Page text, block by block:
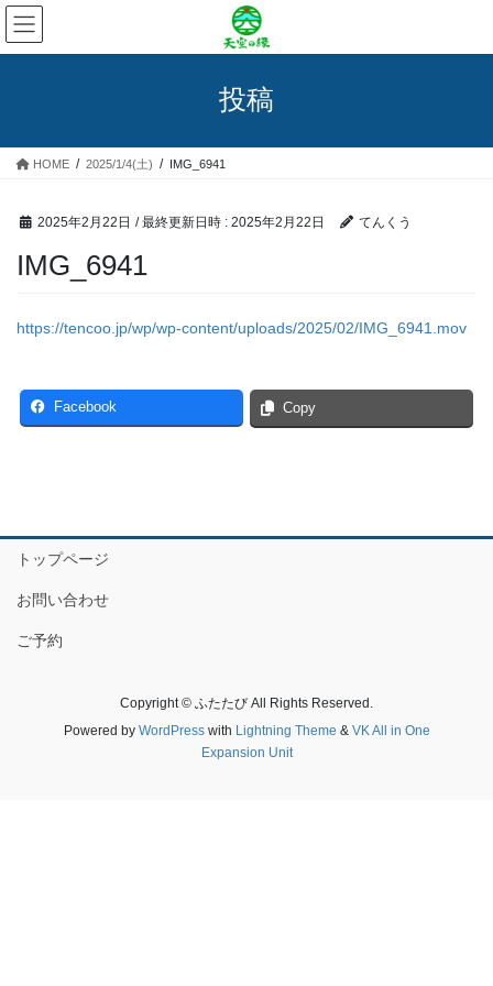
コ
ン
テ
ス
ナ
ビ
ゲ
ン
投稿
HOME 2025/1/4(土) IMG_6941
2025年2月22日 / 最終更新日時 : 2025年2月22日 てんくう
IMG_6941
https://tencoo.jp/wp/wp-content/uploads/2025/02/IMG_6941.mov
Facebook Copy
トップページ
お問い合わせ
ご予約
Copyright © ふたたび All Rights Reserved.
Powered by WordPresswith Lightning Theme & VK All in One
Expansion Unit